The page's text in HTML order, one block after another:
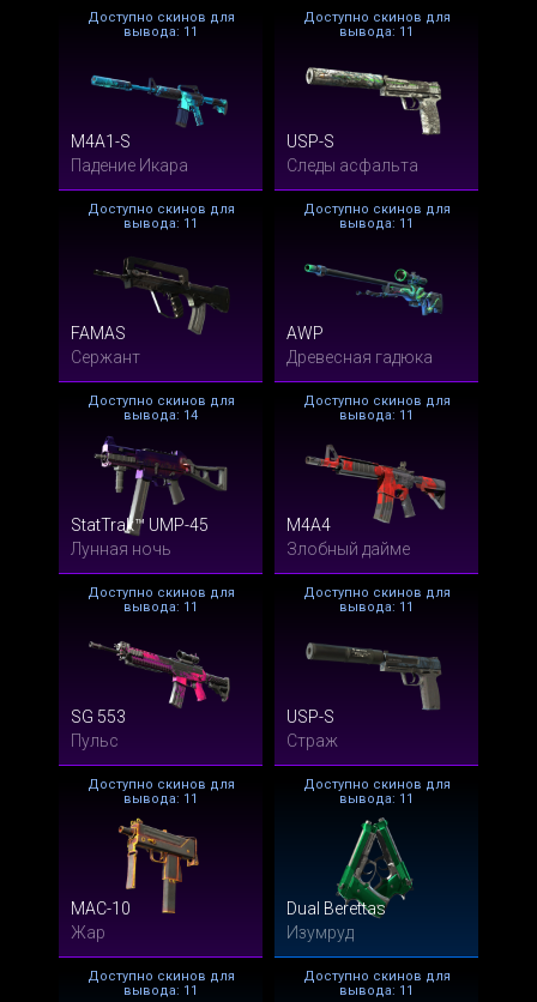
M4A1-S
Падение Икара
Доступно скинов для
вывода: 11
USP-S
Следы асфальта
Доступно скинов для
вывода: 11
FAMAS
Сержант
Доступно скинов для
вывода: 11
AWP
Древесная гадюка
Доступно скинов для
вывода: 11
StatTrak™ UMP-45
Лунная ночь
Доступно скинов для
вывода: 14
M4A4
Злобный дайме
Доступно скинов для
вывода: 11
SG 553
Пульс
Доступно скинов для
вывода: 11
USP-S
Страж
Доступно скинов для
вывода: 11
MAC-10
Жар
Доступно скинов для
вывода: 11
Dual Berettas
Изумруд
Доступно скинов для
вывода: 11
Доступно скинов для
вывода: 11
Доступно скинов для
вывода: 11